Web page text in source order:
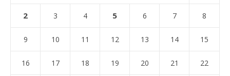
2 3 4 5 6 7 8
9 10 11 12 13 14 15
16 17 18 19 20 21 22